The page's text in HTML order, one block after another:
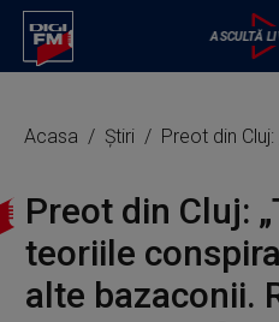
Acasa Știri Preot din Cluj: „Terminați cu teoriile
Preot din Cluj:
teoriile
alte bazaconii.